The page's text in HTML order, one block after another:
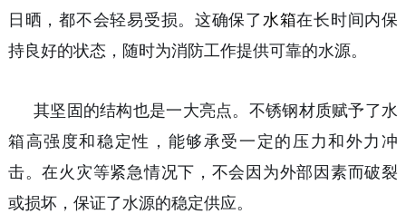
日晒，都不会轻易受损。这确保了水箱在长时间内保
持良好的状态，随时为消防工作提供可靠的水源。
其坚固的结构也是一大亮点。不锈钢材质赋予了水
箱高强度和稳定性，能够承受一定的压力和外力冲
击。在火灾等紧急情况下，不会因为外部因素而破裂
或损坏，保证了水源的稳定供应。